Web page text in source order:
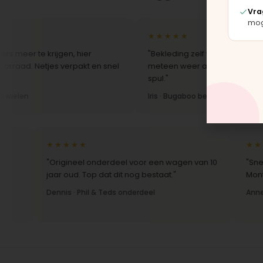
krijgen, hier
verpakt en snel
★★★★★
"Bekleding zelf vervangen met de set,
meteen weer als nieuw uit. Duidelijk
Iris · Bugaboo bekleding
★★★★★
"Origineel onderdeel voor een wagen van 10
jaar oud. Top dat dit nog bestaat."
Dennis · Phil & Teds onderdeel
"Snelle
Anne ·